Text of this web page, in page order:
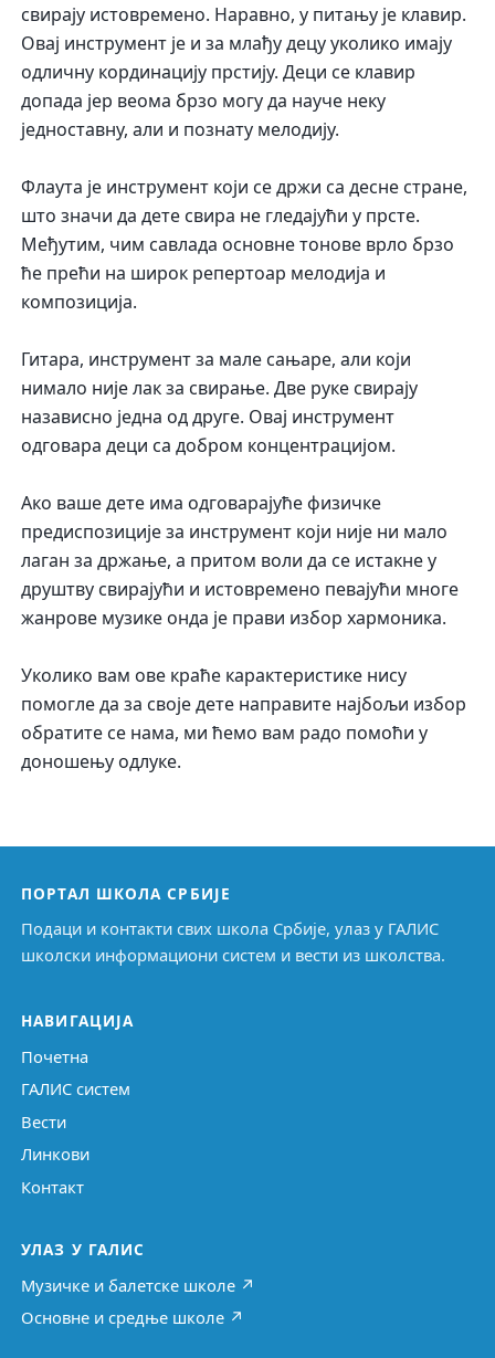
свирају истовремено. Наравно, у питању је клавир.
Овај инструмент је и за млађу децу уколико имају
одличну кординацију прстију. Деци се клавир
допада јер веома брзо могу да науче неку
једноставну, али и познату мелодију.
Флаута је инструмент који се држи са десне стране,
што значи да дете свира не гледајући у прсте.
Међутим, чим савлада основне тонове врло брзо
ће прећи на широк репертоар мелодија и
композиција.
Гитара, инструмент за мале сањаре, али који
нимало није лак за свирање. Две руке свирају
назависно једна од друге. Овај инструмент
одговара деци са добром концентрацијом.
Ако ваше дете има одговарајуће физичке
предиспозиције за инструмент који није ни мало
лаган за држање, а притом воли да се истакне у
друштву свирајући и истовремено певајући многе
жанрове музике онда је прави избор хармоника.
Уколико вам ове краће карактеристике нису
помогле да за своје дете направите најбољи избор
обратите се нама, ми ћемо вам радо помоћи у
доношењу одлуке.
ПОРТАЛ ШКОЛА СРБИЈЕ
Подаци и контакти свих школа Србије, улаз у ГАЛИС
школски информациони систем и вести из школства.
НАВИГАЦИЈА
Почетна
ГАЛИС систем
Вести
Линкови
Контакт
УЛАЗ У ГАЛИС
Музичке и балетске школе ↗
Основне и средње школе ↗